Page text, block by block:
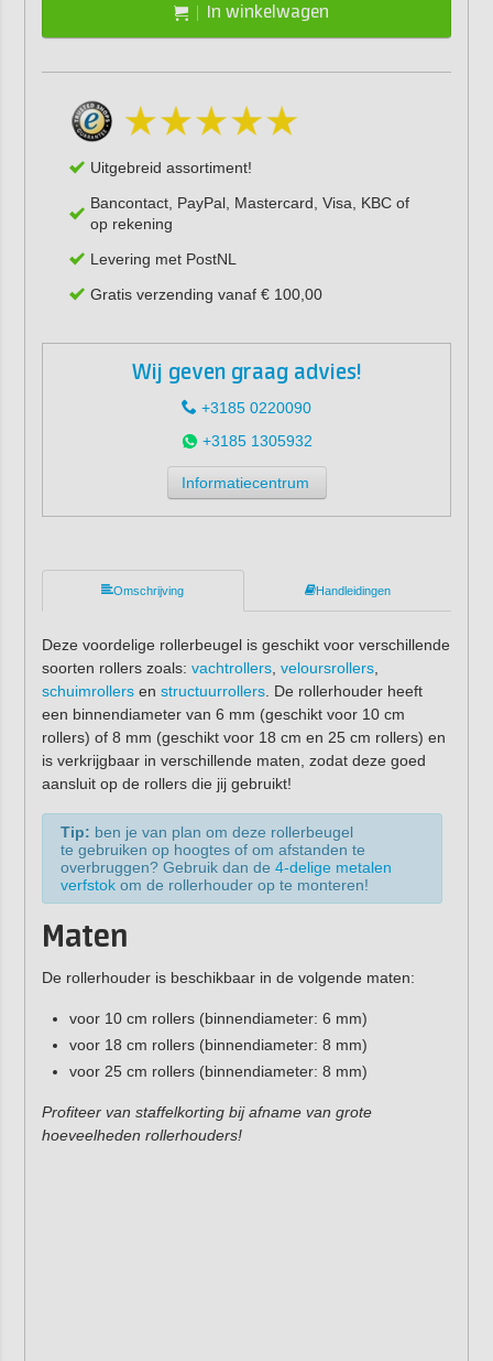
In winkelwagen
Uitgebreid assortiment!
Bancontact, PayPal, Mastercard, Visa, KBC of
op rekening
Levering met PostNL
Gratis verzending vanaf € 100,00
Wij geven graag advies!
+3185 0220090
+3185 1305932
Informatiecentrum
Omschrijving Handleidingen
Deze voordelige rollerbeugel is geschikt voor verschillende
soorten rollers zoals: vachtrollers, veloursrollers,
schuimrollersen structuurrollers. De rollerhouder heeft
een binnendiameter van 6 mm (geschikt voor 10 cm
rollers) of 8 mm (geschikt voor 18 cm en 25 cm rollers) en
is verkrijgbaar in verschillende maten, zodat deze goed
aansluit op de rollers die jij gebruikt!
Tip: ben je van plan om deze rollerbeugel
te gebruiken op hoogtes of om afstanden te
overbruggen? Gebruik dan de 4-delige metalen
verfstokom de rollerhouder op te monteren!
Maten
De rollerhouder is beschikbaar in de volgende maten:
voor 10 cm rollers (binnendiameter: 6 mm)
voor 18 cm rollers (binnendiameter: 8 mm)
voor 25 cm rollers (binnendiameter: 8 mm)
Profiteer van staffelkorting bij afname van grote
hoeveelheden rollerhouders!